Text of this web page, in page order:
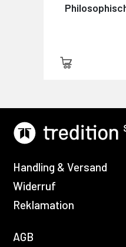
Handling & Versand
Widerruf
Reklamation
AGB